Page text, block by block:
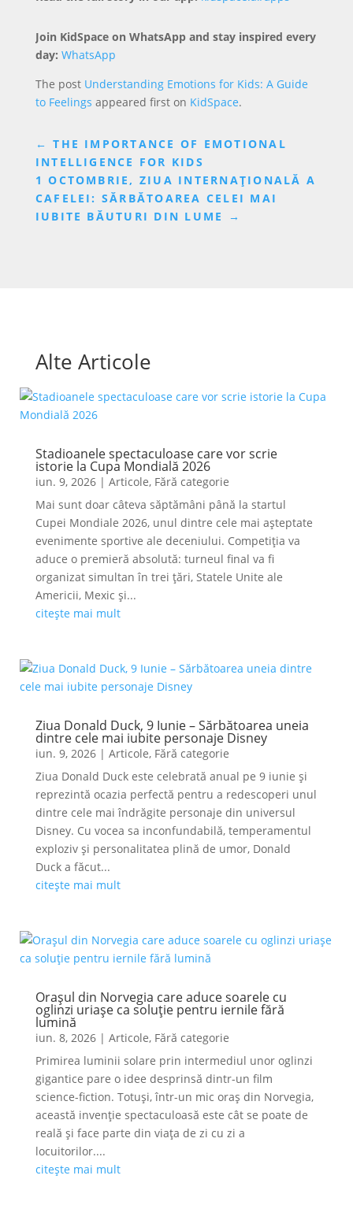
Join KidSpace on WhatsApp and stay inspired every
day: WhatsApp
The post Understanding Emotions for Kids: A Guide
to Feelings appeared first on KidSpace.
←THE IMPORTANCE OF EMOTIONAL
INTELLIGENCE FOR KIDS
1 OCTOMBRIE, ZIUA INTERNAȚIONALĂ A
CAFELEI: SĂRBĂTOAREA CELEI MAI
IUBITE BĂUTURI DIN LUME
→
Alte Articole
Stadioanele spectaculoase care vor scrie
istorie la Cupa Mondială 2026
iun. 9, 2026| Articole, Fără categorie
Mai sunt doar câteva săptămâni până la startul
Cupei Mondiale 2026, unul dintre cele mai așteptate
evenimente sportive ale deceniului. Competiția va
aduce o premieră absolută: turneul final va fi
organizat simultan în trei țări, Statele Unite ale
Americii, Mexic și...
citește mai mult
Ziua Donald Duck, 9 Iunie – Sărbătoarea uneia
dintre cele mai iubite personaje Disney
iun. 9, 2026| Articole, Fără categorie
Ziua Donald Duck este celebrată anual pe 9 iunie și
reprezintă ocazia perfectă pentru a redescoperi unul
dintre cele mai îndrăgite personaje din universul
Disney. Cu vocea sa inconfundabilă, temperamentul
exploziv și personalitatea plină de umor, Donald
Duck a făcut...
citește mai mult
Orașul din Norvegia care aduce soarele cu
oglinzi uriașe ca soluție pentru iernile fără
lumină
iun. 8, 2026| Articole, Fără categorie
Primirea luminii solare prin intermediul unor oglinzi
gigantice pare o idee desprinsă dintr-un film
science-fiction. Totuși, într-un mic oraș din Norvegia,
această invenție spectaculoasă este cât se poate de
reală și face parte din viața de zi cu zi a
locuitorilor....
citește mai mult